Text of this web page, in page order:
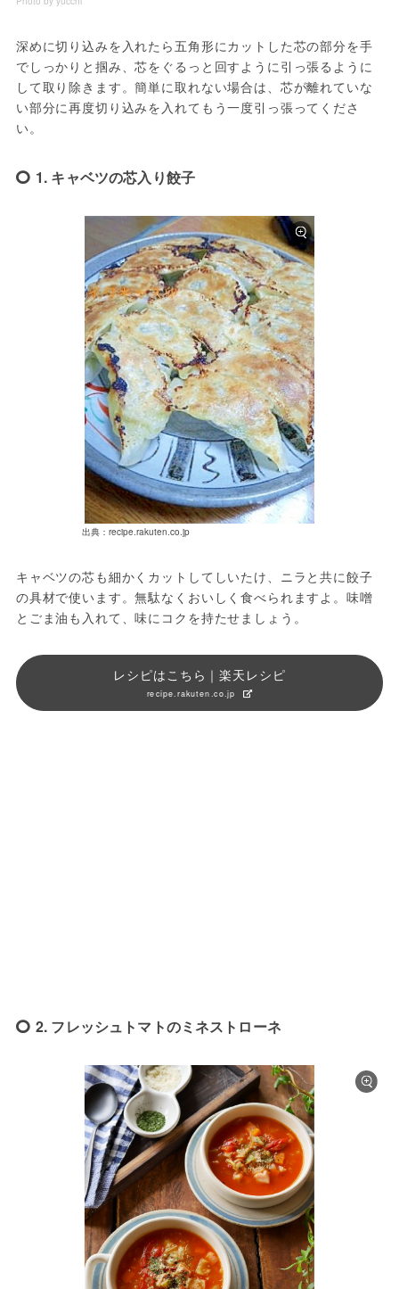
深めに切り込みを入れたら五角形にカットした芯の部分を手
でしっかりと掴み、芯をぐるっと回すように引っ張るように
して取り除きます。簡単に取れない場合は、芯が離れていな
い部分に再度切り込みを入れてもう一度引っ張ってくださ
い。
1. キャベツの芯入り餃子
出典：recipe.rakuten.co.jp
キャベツの芯も細かくカットしてしいたけ、ニラと共に餃子
の具材で使います。無駄なくおいしく食べられますよ。味噌
とごま油も入れて、味にコクを持たせましょう。
レシピはこちら｜楽天レシピ
recipe.rakuten.co.jp
2. フレッシュトマトのミネストローネ